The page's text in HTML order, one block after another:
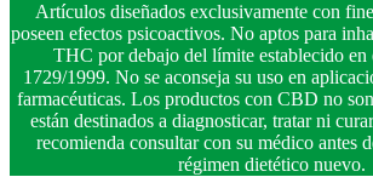
Artículos diseñados exclusivamente con
poseen efectos psicoactivos. No aptos para
THC por debajo del límite establecido en
1729/1999. No se aconseja su uso en
farmacéuticas. Los productos con CBD no
están destinados a diagnosticar, tratar ni
recomienda consultar con su médico antes
régimen dietético nuevo.